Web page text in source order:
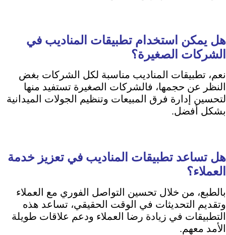
هل يمكن استخدام تطبيقات المناديب في
الشركات الصغيرة؟
نعم، تطبيقات المناديب مناسبة لكل الشركات بغض
النظر عن حجمها، فالشركات الصغيرة تستفيد منها
لتحسين إدارة فرق المبيعات وتنظيم الجولات الميدانية
بشكل أفضل.
هل تساعد تطبيقات المناديب في تعزيز خدمة
العملاء؟
بالطبع، من خلال تحسين التواصل الفوري مع العملاء
وتقديم التحديثات في الوقت الحقيقي، تساعد هذه
التطبيقات في زيادة رضا العملاء ودعم علاقات طويلة
الأمد معهم.